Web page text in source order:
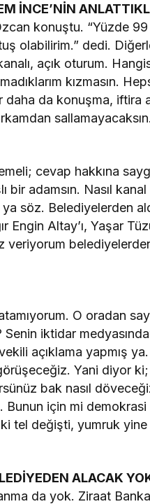
İNCE’NİN
konuştu. “Yüzde
olabilirim.” dedi.
açık oturum.
kızmasın.
da konuşma, iftira
sallamayacaksın.
cevap hakkına
bir adamsın. Nasıl
söz. Belediyelerden
Altay’ı, Yaşar
O oradan
iktidar
açıklama yapmış
Yani diyor ki;
bak nasıl
Bunun için mi
tel değişti, yumruk
ALACAK
da yok. Ziraat
Takip Et
Facebook
Youtube